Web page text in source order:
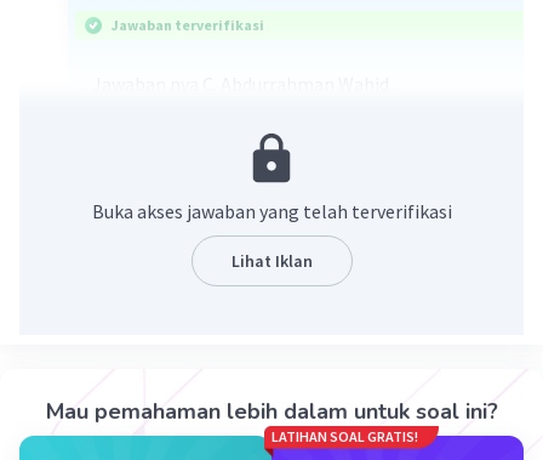
Jawaban terverifikasi
terjadi pada masa pemerintahan Presiden
Abdurrahman Wahid pada tahun 2000.
Beri Rating Balas
Iklan
jawabannya C
Buka akses jawaban yang telah terverifikasi
Lihat Iklan
Mau pemahaman lebih dalam untuk soal ini?
LATIHAN SOAL GRATIS!